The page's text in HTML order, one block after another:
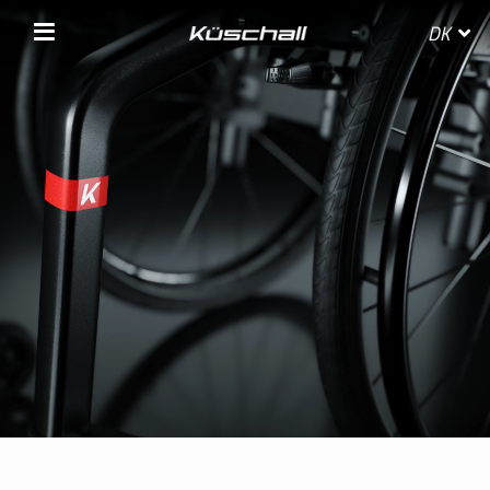
DK
VÆLG LAND
BELGIE
BELGIQUE
DANMARK